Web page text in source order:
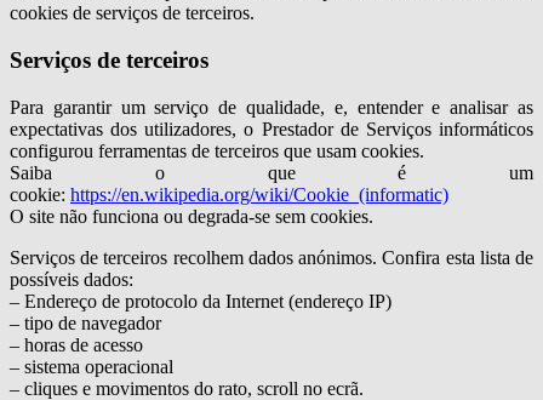
cookies de serviços de terceiros.
Serviços de terceiros
Para garantir um serviço de qualidade, e, entender e analisar as
expectativas dos utilizadores, o Prestador de Serviços informáticos
configurou ferramentas de terceiros que usam cookies.
Saiba o que é um
cookie: https://en.wikipedia.org/wiki/Cookie_(informatic)
O site não funciona ou degrada-se sem cookies.
Serviços de terceiros recolhem dados anónimos. Confira esta lista de
possíveis dados:
– Endereço de protocolo da Internet (endereço IP)
– tipo de navegador
– horas de acesso
– sistema operacional
– cliques e movimentos do rato, scroll no ecrã.